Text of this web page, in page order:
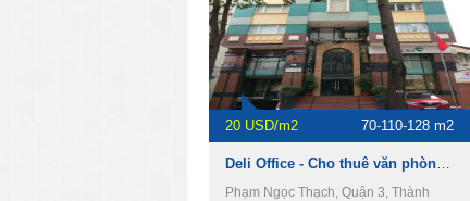
20 USD/m2 70-110-128 m2
Phạm Ngọc Thạch, Quận 3, Thành